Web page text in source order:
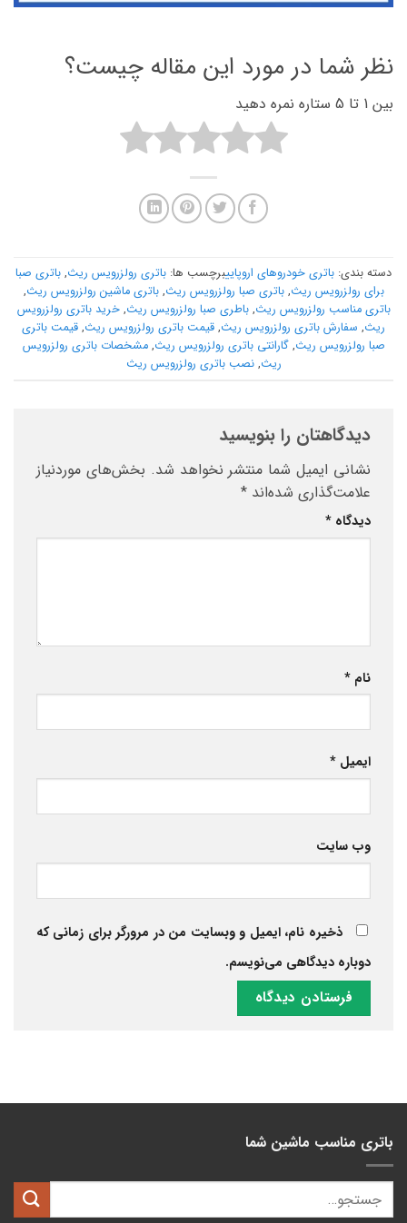
نظر شما در مورد این مقاله چیست؟
بین 1 تا 5 ستاره نمره دهید
دسته بندی: باتری خودروهای اروپاییبرچسب ها: باتری رولزرویس ریث, باتری صبا
برای رولزرویس ریث,باتری صبا رولزرویس ریث,باتری ماشین رولزرویس ریث,
باتری مناسب رولزرویس ریث,باطری صبا رولزرویس ریث,خرید باتری رولزرویس
ریث, سفارش باتری رولزرویس ریث, قیمت باتری رولزرویس ریث, قیمت باتری
صبا رولزرویس ریث,گارانتی باتری رولزرویس ریث,مشخصات باتری رولزرویس
ریث,نصب باتری رولزرویس ریث
دیدگاهتان را بنویسید
نشانی ایمیل شما منتشر نخواهد شد. بخش‌های موردنیاز
علامت‌گذاری شده‌اند *
دیدگاه *
نام *
ایمیل *
وب‌ سایت
ذخیره نام، ایمیل و وبسایت من در مرورگر برای زمانی که
دوباره دیدگاهی می‌نویسم.
باتری مناسب ماشین شما